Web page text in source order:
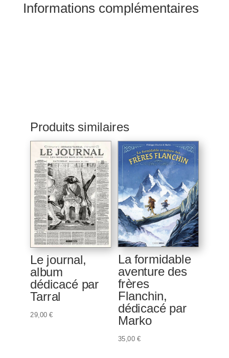
Informations complémentaires
Produits similaires
Le journal,
album
dédicacé par
Tarral
29,00 €
La formidable
aventure des
frères
Flanchin,
dédicacé par
Marko
35,00 €